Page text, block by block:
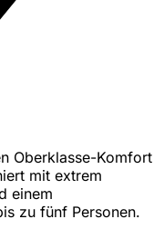
Oberklasse-Komfort
mit extrem
einem
zu fünf Personen.